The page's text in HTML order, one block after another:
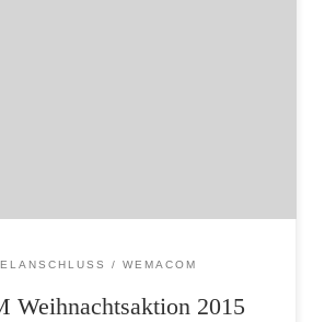
WEMACOM
Weihnachtsaktion 2015